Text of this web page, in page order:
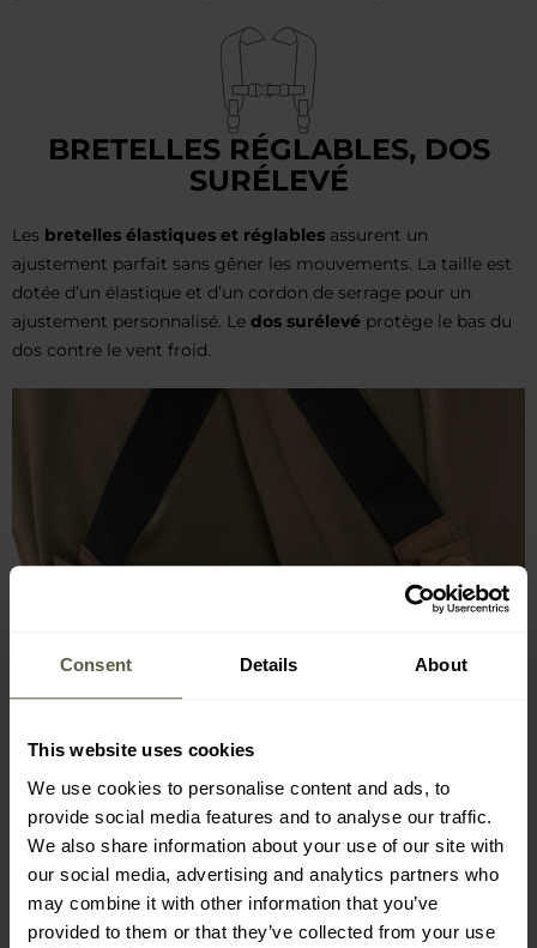
Consent Details About
This website uses cookies
We use cookies to personalise content and ads, to
provide social media features and to analyse our traffic.
We also share information about your use of our site with
our social media, advertising and analytics partners who
may combine it with other information that you’ve
provided to them or that they’ve collected from your use
BRETELLES RÉGLABLES, DOS
SURÉLEVÉ
Les bretelles élastiques et réglables assurent un
ajustement parfait sans gêner les mouvements. La taille est
dotée d’un élastique et d’un cordon de serrage pour un
ajustement personnalisé. Le dos surélevé protège le bas du
dos contre le vent froid.